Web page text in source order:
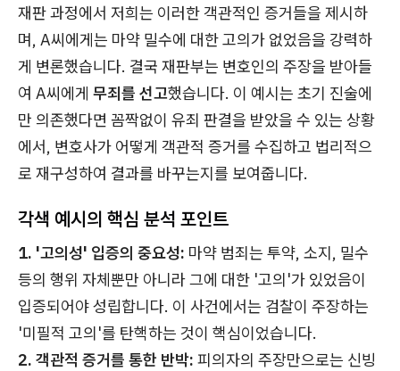
재판 과정에서 저희는 이러한 객관적인 증거들을 제시하
며, A씨에게는 마약 밀수에 대한 고의가 없었음을 강력하
게 변론했습니다. 결국 재판부는 변호인의 주장을 받아들
여 A씨에게 무죄를 선고했습니다. 이 예시는 초기 진술에
만 의존했다면 꼼짝없이 유죄 판결을 받았을 수 있는 상황
에서, 변호사가 어떻게 객관적 증거를 수집하고 법리적으
로 재구성하여 결과를 바꾸는지를 보여줍니다.
각색 예시의 핵심 분석 포인트
1. '고의성' 입증의 중요성: 마약 범죄는 투약, 소지, 밀수
등의 행위 자체뿐만 아니라 그에 대한 '고의'가 있었음이
입증되어야 성립합니다. 이 사건에서는 검찰이 주장하는
'미필적 고의'를 탄핵하는 것이 핵심이었습니다.
2. 객관적 증거를 통한 반박: 피의자의 주장만으로는 신빙